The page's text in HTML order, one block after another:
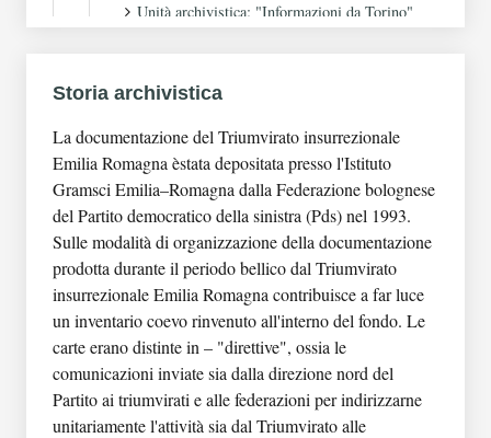
Unità archivistica: "Informazioni da Torino"
Romagna"
Emilia
Unità archivistica: Federazione di Modena
Unità archivistica: Federazione di Ravenna
Unità archivistica: Federazione di Ferrara
Unità archivistica: Corrispondenza e relazioni
varie
Unità archivistica: Comitato di liberazione
nazionale Emilia Romagna
Serie: Manifesti
Unità archivistica: "Incompleti"
Unità archivistica: Corrispondenza e relazioni
varie
Storia archivistica
La documentazione del Triumvirato insurrezionale
Emilia Romagna èstata depositata presso l'Istituto
Gramsci Emilia–Romagna dalla Federazione bolognese
del Partito democratico della sinistra (Pds) nel 1993.
Sulle modalità di organizzazione della documentazione
prodotta durante il periodo bellico dal Triumvirato
insurrezionale Emilia Romagna contribuisce a far luce
un inventario coevo rinvenuto all'interno del fondo. Le
carte erano distinte in – "direttive", ossia le
comunicazioni inviate sia dalla direzione nord del
Partito ai triumvirati e alle federazioni per indirizzarne
unitariamente l'attività sia dal Triumvirato alle